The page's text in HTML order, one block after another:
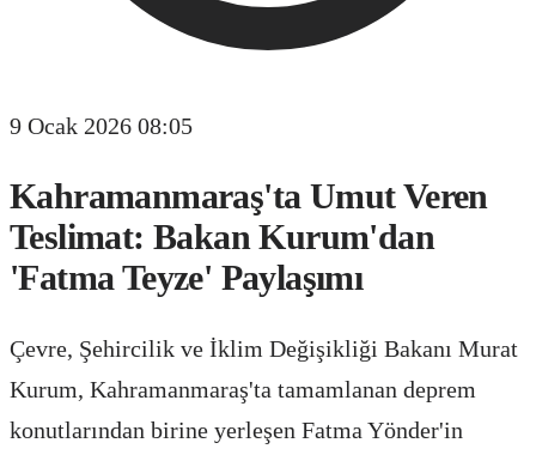
9 Ocak 2026 08:05
Kahramanmaraş'ta Umut Veren
Teslimat: Bakan Kurum'dan
'Fatma Teyze' Paylaşımı
Çevre, Şehircilik ve İklim Değişikliği Bakanı Murat
Kurum, Kahramanmaraş'ta tamamlanan deprem
konutlarından birine yerleşen Fatma Yönder'in